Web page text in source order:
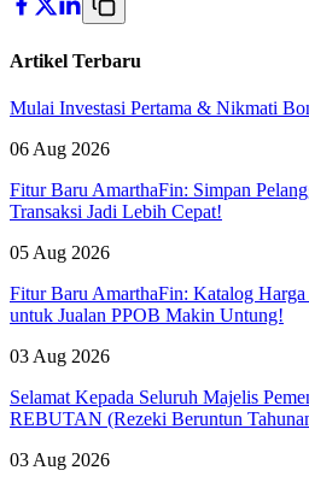
Artikel Terbaru
Mulai Investasi Pertama & Nikmati
06 Aug 2026
Fitur Baru AmarthaFin: Simpan
Transaksi Jadi Lebih Cepat!
05 Aug 2026
Fitur Baru AmarthaFin: Katalog
untuk Jualan PPOB Makin Untung!
03 Aug 2026
Selamat Kepada Seluruh Majelis
REBUTAN (Rezeki Beruntun
03 Aug 2026